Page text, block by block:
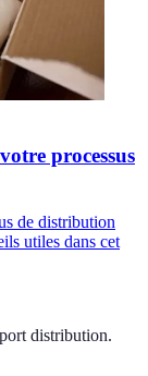
processus
de distribution
utiles dans cet
distribution.